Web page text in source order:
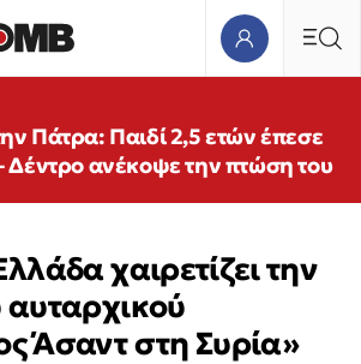
Πάτρα: Παιδί 2,5 ετών έπεσε
Δέντρο ανέκοψε την πτώση του
χαιρετίζει την
Άσαντ στη Συρία»